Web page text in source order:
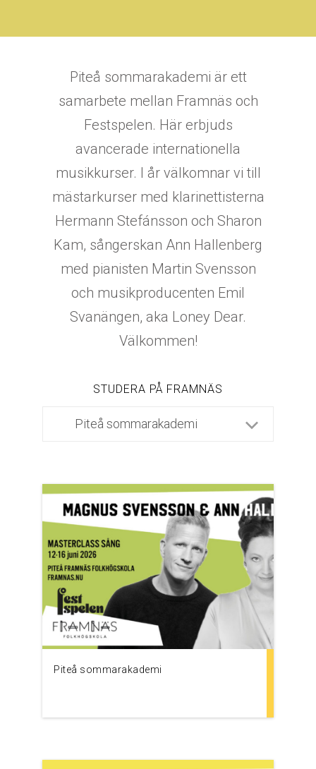
Piteå sommarakademi är ett
samarbete mellan Framnäs och
Festspelen. Här erbjuds
avancerade internationella
musikkurser. I år välkomnar vi till
mästarkurser med klarinettisterna
Hermann Stefánsson och Sharon
Kam, sångerskan Ann Hallenberg
med pianisten Martin Svensson
och musikproducenten Emil
Svanängen, aka Loney Dear.
Välkommen!
STUDERA PÅ FRAMNÄS
Piteå sommarakademi